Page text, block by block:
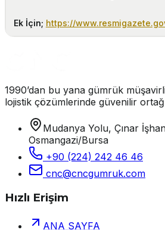
Ek İçin; https://
1990’dan bu yana gümrük
lojistik çözümlerinde güvenilir
Mudanya Yolu, Çınar
Osmangazi/Bursa
+90 (224) 242 46 46
cnc@cncgumruk.com
Hızlı Erişim
ANA SAYFA